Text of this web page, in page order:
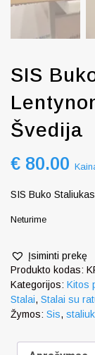
SIS
Švedija
€ 80.00
SIS Buko
Neturime
Įsiminti prekę
Produkto kodas:
Kategorijos: Kitos
Stalai, Stalai su
Žymos: Sis,